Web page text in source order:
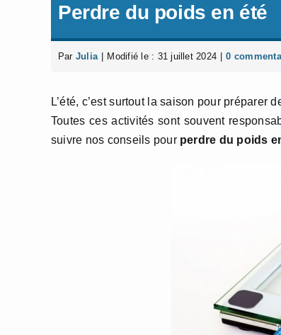
Perdre du poids en été
Par Julia Modifié le : 31 juillet 2024 0
L’été, c’est surtout la saison pour
Toutes ces activités sont souvent
suivre nos conseils pour perdre du poids